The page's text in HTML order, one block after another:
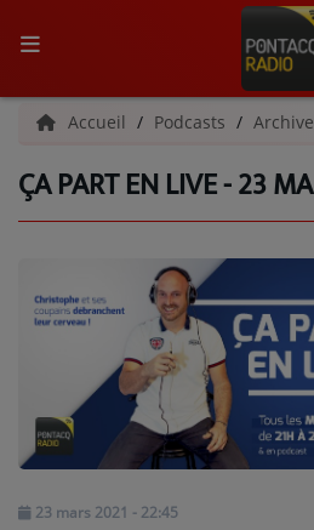
ACCUEIL
RADIO
L'ÉQUIPE
GRILLE DES PROGRAMMES
C'ÉTAIT QUOI CE TITRE ?
MÉDIAS
PODCASTS - SAISON 2026/2027
Accueil Podcasts
ÇA PART EN LIVE - 23
23 mars 2021 - 22:45